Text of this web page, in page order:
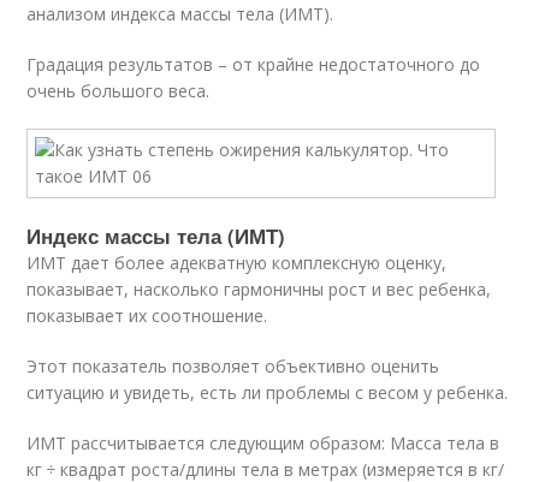
анализом индекса массы тела (ИМТ).
Градация результатов – от крайне недостаточного до
очень большого веса.
Индекс массы тела (ИМТ)
ИМТ дает более адекватную комплексную оценку,
показывает, насколько гармоничны рост и вес ребенка,
показывает их соотношение.
Этот показатель позволяет объективно оценить
ситуацию и увидеть, есть ли проблемы с весом у ребенка.
ИМТ рассчитывается следующим образом: Масса тела в
кг ÷ квадрат роста/длины тела в метрах (измеряется в кг/